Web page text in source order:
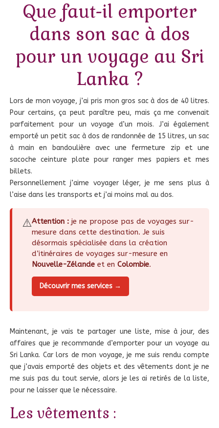
Que faut-il emporter
dans son sac à dos
pour un voyage au Sri
Lanka ?
Lors de mon voyage, j’ai pris mon gros sac à dos de 40 litres.
Pour certains, ça peut paraître peu, mais ça me convenait
parfaitement pour un voyage d’un mois. J’ai également
emporté un petit sac à dos de randonnée de 15 litres, un sac
à main en bandoulière avec une fermeture zip et une
sacoche ceinture plate pour ranger mes papiers et mes
billets.
Personnellement j’aime voyager léger, je me sens plus à
l’aise dans les transports et j’ai moins mal au dos.
⚠️Attention : je ne propose pas de voyages sur-
mesure dans cette destination. Je suis
désormais spécialisée dans la création
d’itinéraires de voyages sur-mesure en
Nouvelle-Zélande et en Colombie.
Découvrir mes services →
Maintenant, je vais te partager une liste, mise à jour, des
affaires que je recommande d’emporter pour un voyage au
Sri Lanka. Car lors de mon voyage, je me suis rendu compte
que j’avais emporté des objets et des vêtements dont je ne
me suis pas du tout servie, alors je les ai retirés de la liste,
pour ne laisser que le nécessaire.
Les vêtements :